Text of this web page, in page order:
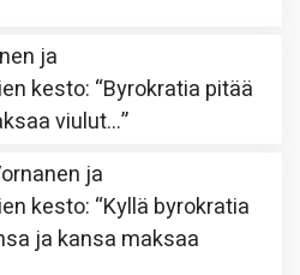
ja
kesto: “Byrokratia pitää
viulut…”
ja
kesto: “Kyllä byrokratia
ja kansa maksaa